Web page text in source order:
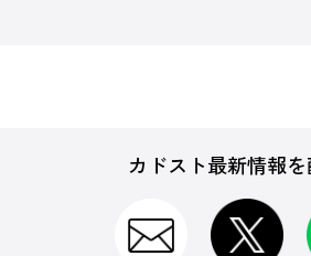
カドスト最新情報